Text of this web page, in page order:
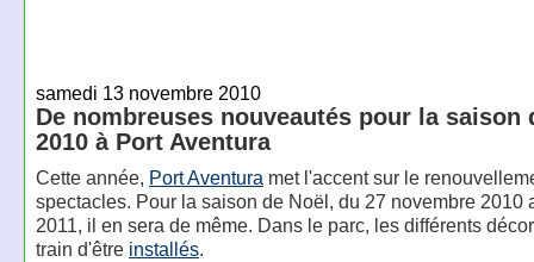
samedi 13 novembre 2010
De nombreuses nouveautés pour la saison
2010 à Port Aventura
Cette année, Port Aventura met l'accent sur le
spectacles. Pour la saison de Noël, du 27 novembre 2010
2011, il en sera de même. Dans le parc, les différents
train d'être installés.